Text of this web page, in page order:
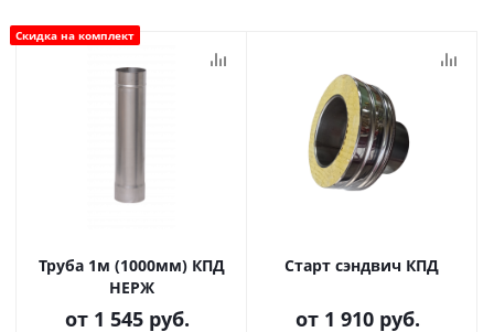
Скидка на комплект
Труба 1м (1000мм) КПД
НЕРЖ
от 1 545 руб.
Старт сэндвич КПД
от 1 910 руб.